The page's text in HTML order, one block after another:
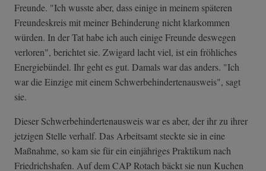
Freunde. "Ich wusste aber, dass einige in meinem späteren
Freundeskreis mit meiner Behinderung nicht klarkommen
würden. In der Tat habe ich auch einige Freunde deswegen
verloren", berichtet sie. Zwigard lacht viel, ist ein fröhliches
Energiebündel. Ihr geht es gut. Damals war das anders. "Ich
war die Einzige mit einem Schwerbehindertenausweis", sagt
sie.
Dieser Schwerbehindertenausweis war es aber, der ihr zu ihrer
jetzigen Stelle verhalf. Das Arbeitsamt steckte sie in eine
Maßnahme, so kam sie für ein einjähriges Praktikum nach
Friedrichshafen. Auf dem CAP Rotach bäckt sie nun Kuchen